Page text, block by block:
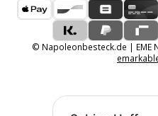
© Napoleonbesteck.de | EME